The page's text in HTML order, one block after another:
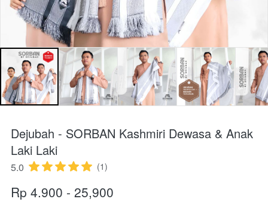
Dejubah - SORBAN Kashmiri Dewasa & Anak
Laki Laki
5.0 (1)
Rp 4.900 - 25,900